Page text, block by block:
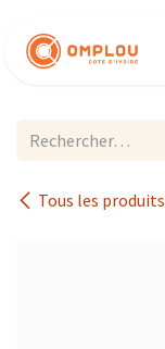
Tous les produits